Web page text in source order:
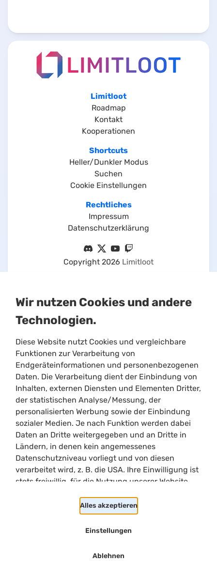
Limitloot
Roadmap
Kontakt
Kooperationen
Shortcuts
Heller/Dunkler Modus
Suchen
Cookie Einstellungen
Rechtliches
Impressum
Datenschutzerklärung
Copyright 2026 Limitloot
This is an unofficial Star Citizen fansite, not
affiliated with the Cloud Imperium group of
companies. All content on this site not authored
by its host or users are property of their
respective owners.
All characters, places, events, ships, and ship
designs, and other content originating from Star
Citizen, Squadron 42, or other content produced
or created by its publishers or developers, are the
property of Cloud Imperium Rights LLC and Cloud
Imperium Rights Limited.
Roberts Space Industries
Wir nutzen Cookies und andere
Technologien.
Diese Website nutzt Cookies und vergleichbare
Funktionen zur Verarbeitung von
Endgeräteinformationen und personenbezogenen
Daten. Die Verarbeitung dient der Einbindung von
Inhalten, externen Diensten und Elementen Dritter,
der statistischen Analyse/Messung, der
personalisierten Werbung sowie der Einbindung
sozialer Medien. Je nach Funktion werden dabei
Daten an Dritte weitergegeben und an Dritte in
Ländern, in denen kein angemessenes
Datenschutzniveau vorliegt und von diesen
verarbeitet wird, z. B. die USA. Ihre Einwilligung ist
stets freiwillig, für die Nutzung unserer Website
Seite abgelehnt oder widerrufen werden.
Alles akzeptieren
Einstellungen
Ablehnen